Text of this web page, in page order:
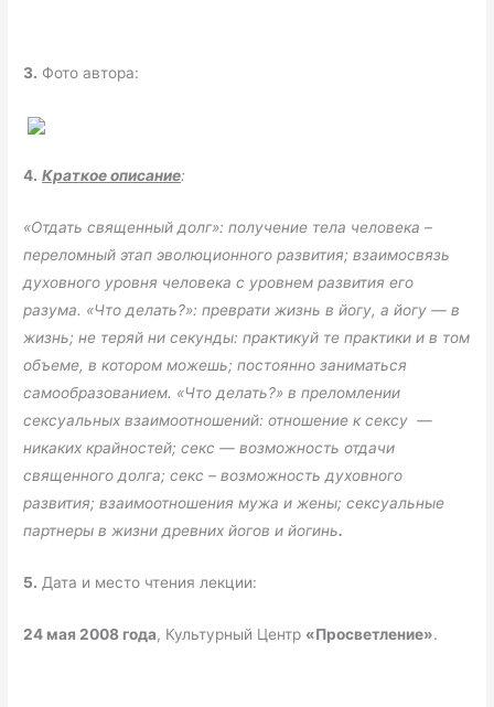
3. Фото автора:
4. Краткое описание:
«Отдать священный долг»: получение тела человека –
переломный этап эволюционного развития; взаимосвязь
духовного уровня человека с уровнем развития его
разума. «Что делать?»: преврати жизнь в йогу, а йогу — в
жизнь; не теряй ни секунды: практикуй те практики и в том
объеме, в котором можешь; постоянно заниматься
самообразованием. «Что делать?» в преломлении
сексуальных взаимоотношений: отношение к сексу —
никаких крайностей; секс — возможность отдачи
священного долга; секс – возможность духовного
развития; взаимоотношения мужа и жены; сексуальные
партнеры в жизни древних йогов и йогинь.
5. Дата и место чтения лекции:
24 мая 2008 года, Культурный Центр «Просветление».